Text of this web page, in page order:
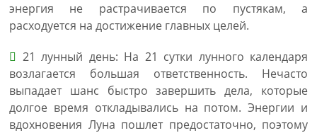
энергия не растрачивается по пустякам, а
расходуется на достижение главных целей.
21 лунный день: На 21 сутки лунного календаря
возлагается большая ответственность. Нечасто
выпадает шанс быстро завершить дела, которые
долгое время откладывались на потом. Энергии и
вдохновения Луна пошлет предостаточно, поэтому